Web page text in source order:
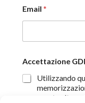
Email *
Accettazione
Utilizzando
questo sito